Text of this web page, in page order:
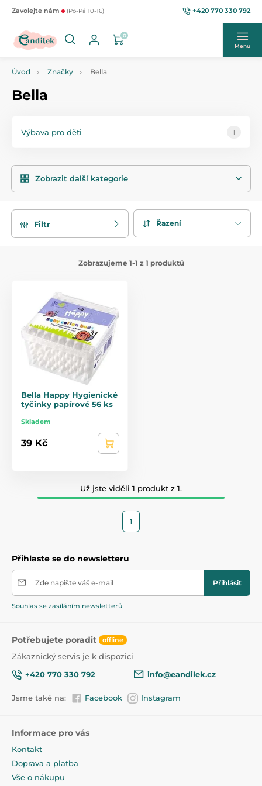
Zavolejte nám (Po-Pá 10-16) +420 770 330 792
0
Menu
Úvod Značky Bella
Bella
Výbava pro děti 1
Zobrazit další kategorie
Filtr Řazení
Zobrazujeme 1-1 z 1 produktů
Bella Happy Hygienické
tyčinky papírové 56 ks
Skladem
39 Kč
Už jste viděli 1 produkt z 1.
1
Přihlaste se do newsletteru
Zde napište váš e-mail Přihlásit
Souhlas se zasíláním newsletterů
Potřebujete poradit offline
Zákaznický servis je k dispozici
+420 770 330 792
info@eandilek.cz
Jsme také na: Facebook Instagram
Informace pro vás
Kontakt
Doprava a platba
Vše o nákupu